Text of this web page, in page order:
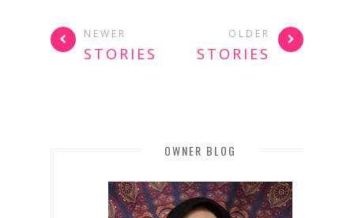
NEWER
STORIES
OLDER
STORIES
OWNER BLOG